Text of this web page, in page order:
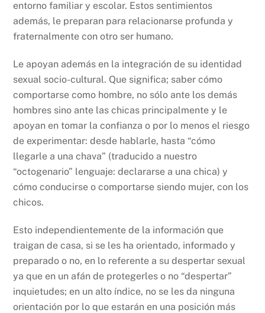
entorno familiar y escolar. Estos sentimientos
además, le preparan para relacionarse profunda y
fraternalmente con otro ser humano.
Le apoyan además en la integración de su identidad
sexual socio-cultural. Que significa; saber cómo
comportarse como hombre, no sólo ante los demás
hombres sino ante las chicas principalmente y le
apoyan en tomar la confianza o por lo menos el riesgo
de experimentar: desde hablarle, hasta “cómo
llegarle a una chava” (traducido a nuestro
“octogenario” lenguaje: declararse a una chica) y
cómo conducirse o comportarse siendo mujer, con los
chicos.
Esto independientemente de la información que
traigan de casa, si se les ha orientado, informado y
preparado o no, en lo referente a su despertar sexual
ya que en un afán de protegerles o no “despertar”
inquietudes; en un alto índice, no se les da ninguna
orientación por lo que estarán en una posición más